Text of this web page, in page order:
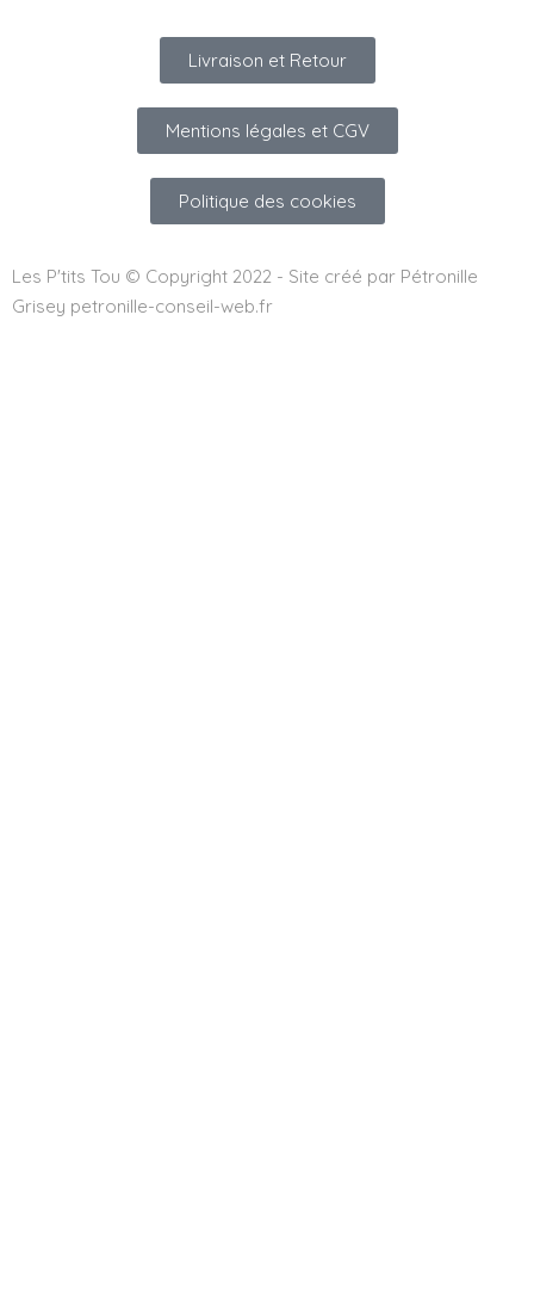
Livraison et Retour
Mentions légales et CGV
Politique des cookies
Les P'tits Tou © Copyright 2022 - Site créé par Pétronille
Grisey petronille-conseil-web.fr